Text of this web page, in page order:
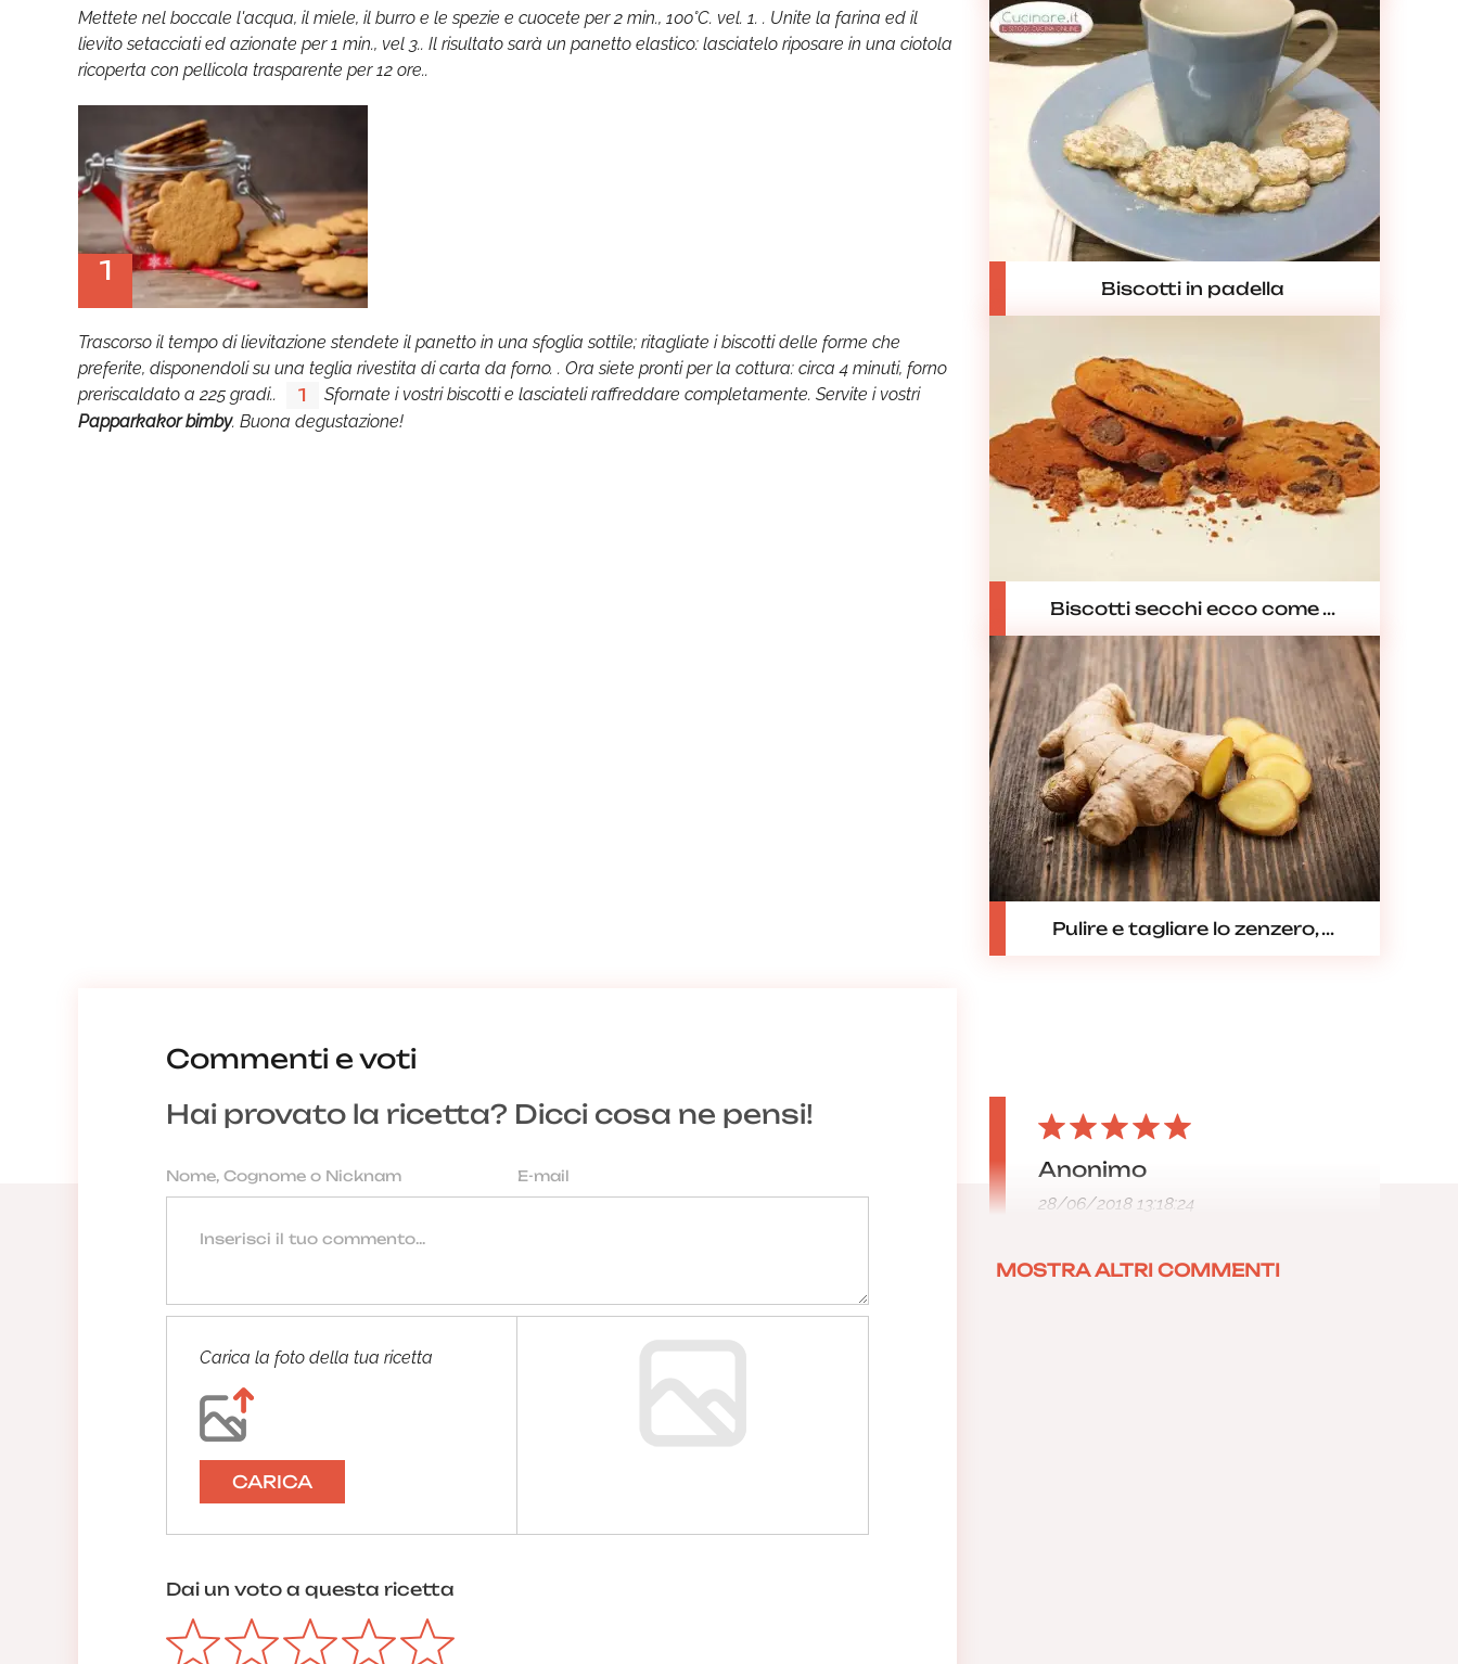
Mettete nel boccale l'acqua, il miele, il burro e le spezie e cuocete per 2 min., 100°C. vel. 1. . Unite la farina ed il
lievito setacciati ed azionate per 1 min., vel 3.. Il risultato sarà un panetto elastico: lasciatelo riposare in una ciotola
ricoperta con pellicola trasparente per 12 ore..
1
Trascorso il tempo di lievitazione stendete il panetto in una sfoglia sottile; ritagliate i biscotti delle forme che
preferite, disponendoli su una teglia rivestita di carta da forno. . Ora siete pronti per la cottura: circa 4 minuti, forno
preriscaldato a 225 gradi..
1
Sfornate i vostri biscotti e lasciateli raffreddare completamente. Servite i vostri
Papparkakor bimby. Buona degustazione!
Biscotti in padella
Biscotti secchi ecco come ...
Pulire e tagliare lo zenzero, ...
Commenti e voti
Hai provato la ricetta? Dicci cosa ne pensi!
Carica la foto della tua ricetta
CARICA
Dai un voto a questa ricetta
Anonimo
28/06/2018 13:18:24
MOSTRA ALTRI COMMENTI